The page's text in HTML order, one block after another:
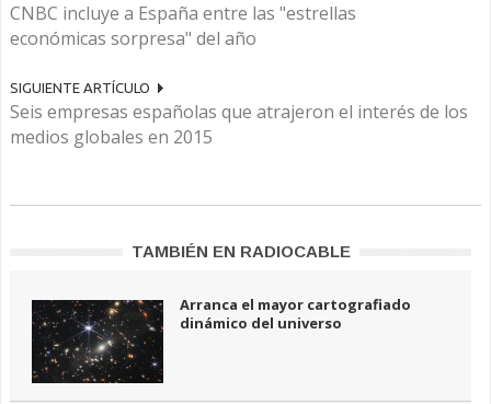
CNBC incluye a España entre las "estrellas
económicas sorpresa" del año
SIGUIENTE ARTÍCULO
Seis empresas españolas que atrajeron el interés de los
medios globales en 2015
TAMBIÉN EN RADIOCABLE
Arranca el mayor cartografiado
dinámico del universo